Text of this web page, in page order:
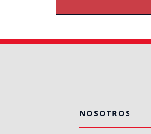
NOSOTROS